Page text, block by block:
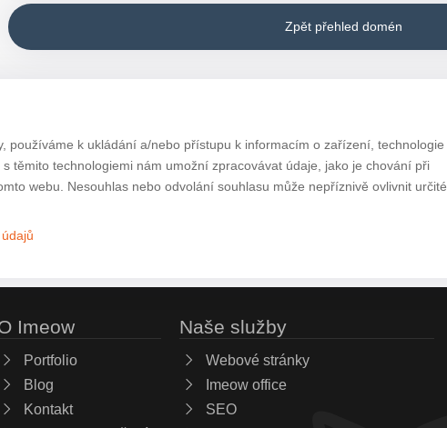
Zpět přehled domén
používáme k ukládání a/nebo přístupu k informacím o zařízení, technologie
těmito technologiemi nám umožní zpracovávat údaje, jako je chování při
webu. Nesouhlas nebo odvolání souhlasu může nepříznivě ovlivnit určité
Imeow
Portfolio
Blog
Kontakt
Naše služby
Webové stránky
Imeow office
SEO